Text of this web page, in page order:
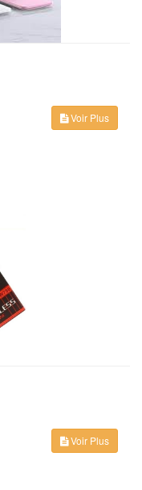
Voir Plus
Voir Plus